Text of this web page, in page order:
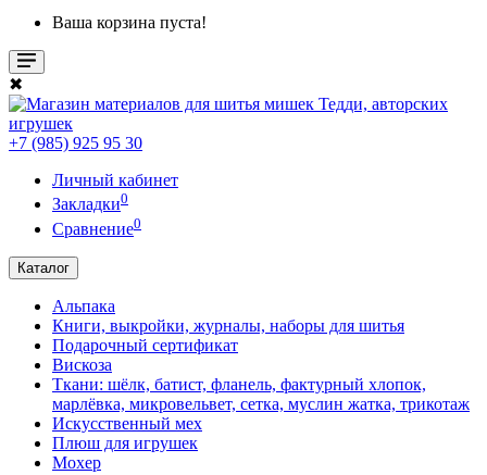
Ваша корзина пуста!
✖
+7 (985) 925 95 30
Личный кабинет
Закладки0
Сравнение0
Каталог
Альпака
Книги, выкройки, журналы, наборы для шитья
Подарочный сертификат
Вискоза
Ткани: шёлк, батист, фланель, фактурный хлопок,
марлёвка, микровельвет, сетка, муслин жатка, трикотаж
Искусственный мех
Плюш для игрушек
Мохер